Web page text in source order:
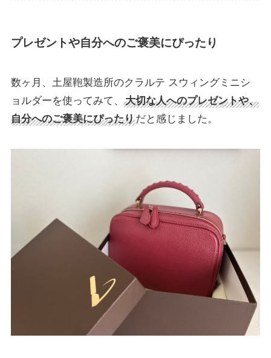
プレゼントや自分へのご褒美にぴったり
数ヶ月、土屋鞄製造所のクラルテ スウィングミニシ
ョルダーを使ってみて、
大切な人へのプレゼントや、
自分へのご褒美にぴったりだと感じました。